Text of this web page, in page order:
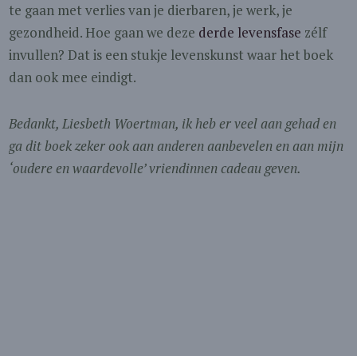
te gaan met verlies van je dierbaren, je werk, je
gezondheid. Hoe gaan we deze derde levensfase zélf
invullen? Dat is een stukje levenskunst waar het boek
dan ook mee eindigt.
Bedankt, Liesbeth Woertman, ik heb er veel aan gehad en
ga dit boek zeker ook aan anderen aanbevelen en aan mijn
‘oudere en waardevolle’ vriendinnen cadeau geven.